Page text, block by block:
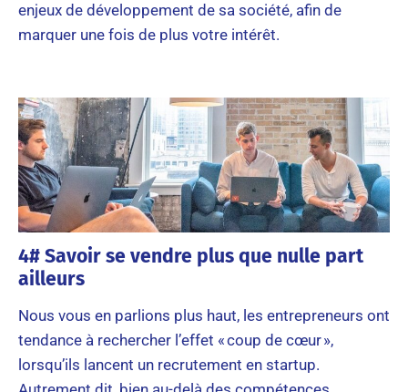
enjeux de développement de sa société, afin de
marquer une fois de plus votre intérêt.
4# Savoir se vendre plus que nulle part
ailleurs
Nous vous en parlions plus haut, les entrepreneurs ont
tendance à rechercher l’effet « coup de cœur »,
lorsqu’ils lancent un recrutement en startup.